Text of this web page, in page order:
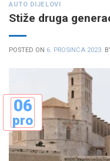
AUTO DIJELOVI
Stiže druga
POSTED ON 6. PROSINCA 2023.
06
pro